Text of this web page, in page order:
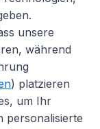
unsere
während
) platzieren
um Ihr
personalisierte